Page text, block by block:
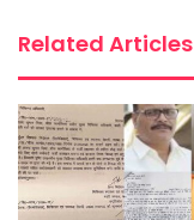
Related Articles